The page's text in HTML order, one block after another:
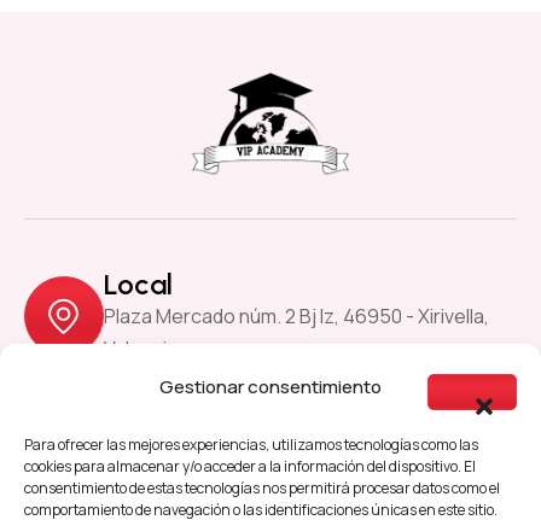
Gestionar consentimiento
Para ofrecer las mejores experiencias, utilizamos tecnologías como las
cookies para almacenar y/o acceder a la información del dispositivo. El
consentimiento de estas tecnologías nos permitirá procesar datos como el
comportamiento de navegación o las identificaciones únicas en este sitio.
Local
Plaza Mercado núm. 2 Bj Iz, 46950 - Xirivella,
Valencia